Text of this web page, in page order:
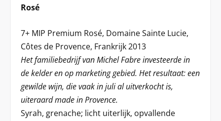
Rosé
7+ MIP Premium Rosé, Domaine Sainte Lucie,
Côtes de Provence, Frankrijk 2013
Het familiebedrijf van Michel Fabre investeerde in
de kelder en op marketing gebied. Het resultaat: een
gewilde wijn, die vaak in juli al uitverkocht is,
uiteraard made in Provence.
Syrah, grenache; licht uiterlijk, opvallende